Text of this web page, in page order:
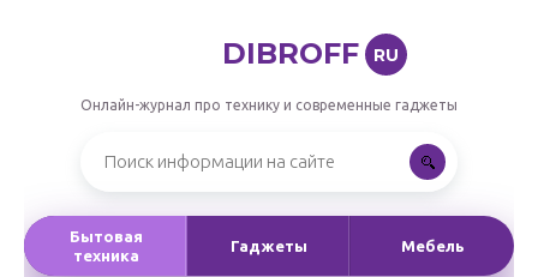
DIBROFF RU
Онлайн-журнал про технику и современные гаджеты
Бытовая
техника
Гаджеты Мебель